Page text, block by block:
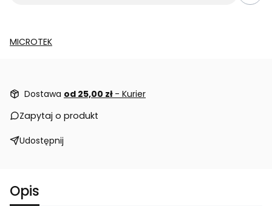
MICROTEK
Dostawa od 25,00 zł - Kurier
Zapytaj o produkt
Udostępnij
Opis